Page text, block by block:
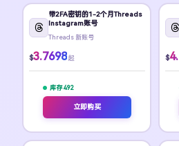
带2FA密钥的1-2个月Threads
Instagram账号
Threads 新账号
$3.7698 起
库存 492
立即购买
$